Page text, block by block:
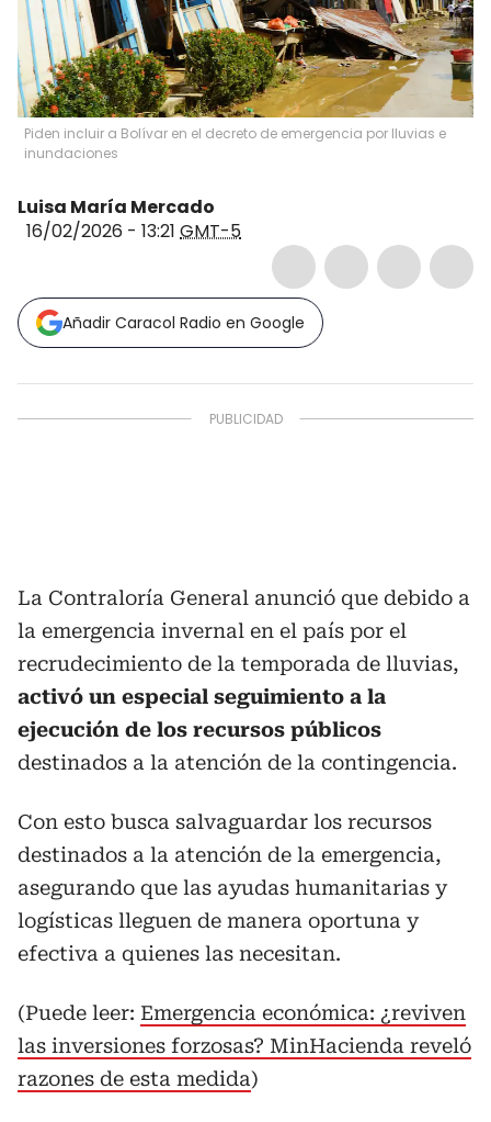
Piden incluir a Bolívar en el decreto de emergencia por lluvias e
inundaciones
Luisa María Mercado
16/02/2026 - 13:21 GMT-5
Añadir Caracol Radio en Google
La Contraloría General anunció que debido a
la emergencia invernal en el país por el
recrudecimiento de la temporada de lluvias,
activó un especial seguimiento a la
ejecución de los recursos públicos
destinados a la atención de la contingencia.
Con esto busca salvaguardar los recursos
destinados a la atención de la emergencia,
asegurando que las ayudas humanitarias y
logísticas lleguen de manera oportuna y
efectiva a quienes las necesitan.
(Puede leer: Emergencia económica: ¿reviven
las inversiones forzosas? MinHacienda reveló
razones de esta medida)